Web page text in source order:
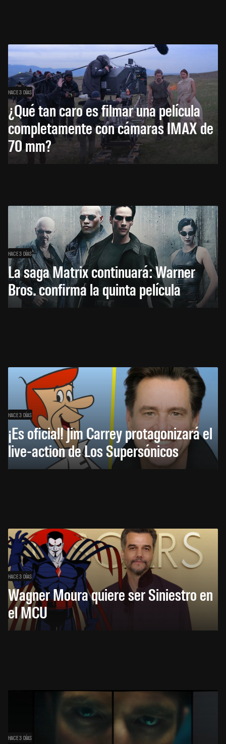
HACE 3 DÍAS
¿Qué tan caro es filmar una película
completamente con cámaras IMAX de
70 mm?
HACE 3 DÍAS
La saga Matrix continuará: Warner
Bros. confirma la quinta película
HACE 3 DÍAS
¡Es oficial! Jim Carrey protagonizará el
live-action de Los Supersónicos
HACE 3 DÍAS
Wagner Moura quiere ser Siniestro en
el MCU
HACE 3 DÍAS